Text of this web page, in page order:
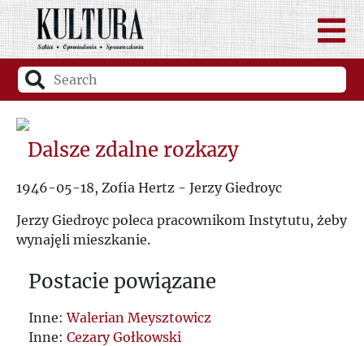
Dalsze zdalne rozkazy
1946-05-18, Zofia Hertz - Jerzy Giedroyc
Jerzy Giedroyc poleca pracownikom Instytutu, żeby
wynajęli mieszkanie.
Postacie powiązane
Inne:Walerian Meysztowicz
Inne: Cezary Gołkowski